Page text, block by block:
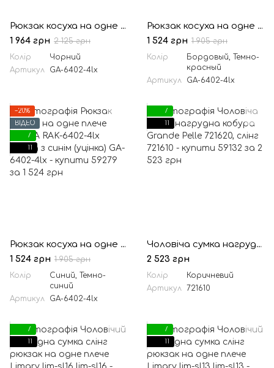
Рюкзак косуха на одне плече TARWA RAG-6402-4lx чорна наппа та crazy
1 964 грн 2 125 грн
Колір
Чорний
Артикул
GA-6402-4lx
Рюкзак косуха на одне плече TARWA RAR-6402-4lx чорна з червоним (уцінка)
1 524 грн 1 905 грн
Колір
Бордовый, Темно-
красный
Артикул
GA-6402-4lx
−20%
ВІДЕО
7
11
Рюкзак косуха на одне плече TARWA RAK-6402-4lx чорна з синім (уцінка)
1 524 грн 1 905 грн
Колір
Синий, Темно-
синий
Артикул
GA-6402-4lx
7
11
Чоловіча сумка нагрудна кобура Grande Pelle 721620, слінг
2 523 грн
Колір
Коричневий
Артикул
721610
7
11
7
11